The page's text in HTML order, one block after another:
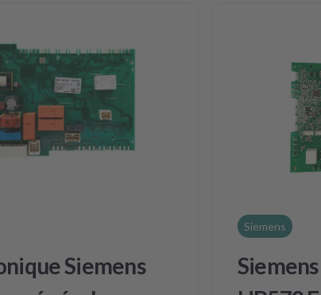
Siemens
Siemens